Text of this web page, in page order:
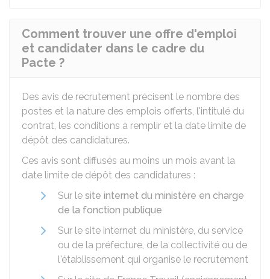
Comment trouver une offre d'emploi
et candidater dans le cadre du
Pacte ?
Des avis de recrutement précisent le nombre des
postes et la nature des emplois offerts, l'intitulé du
contrat, les conditions à remplir et la date limite de
dépôt des candidatures.
Ces avis sont diffusés au moins un mois avant la
date limite de dépôt des candidatures :
Sur le site internet du ministère en charge
de la fonction publique
Sur le site internet du ministère, du service
ou de la préfecture, de la collectivité ou de
l'établissement qui organise le recrutement